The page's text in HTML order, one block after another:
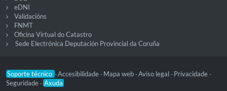
eDNI
Validacións
FNMT
Oficina Virtual do Catastro
Sede Electrónica Deputación Provincial da Coruña
Soporte técnico -Accesibilidade - Mapa web -Aviso legal - Privacidade -
Seguridade - Axuda